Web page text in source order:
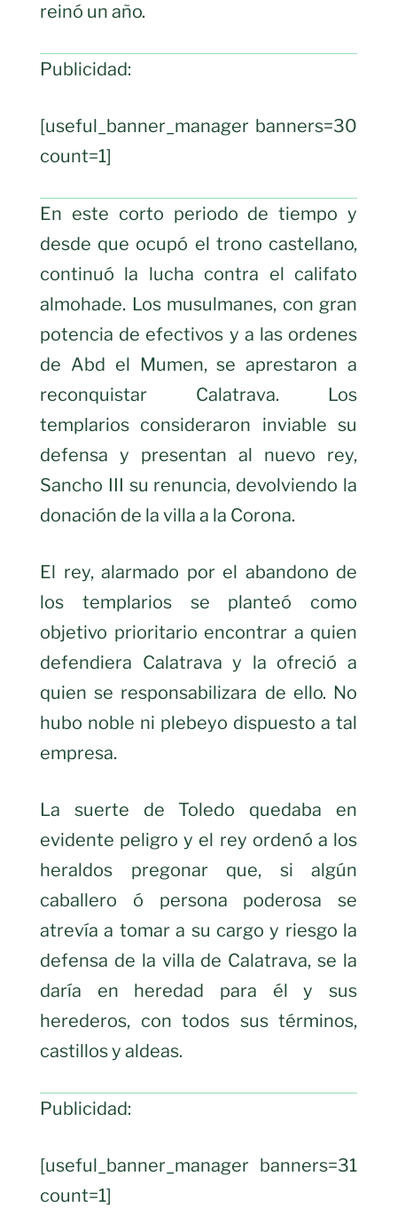
reinó un año.
Publicidad:
[useful_banner_manager banners=30
count=1]
En este corto periodo de tiempo y
desde que ocupó el trono castellano,
continuó la lucha contra el califato
almohade. Los musulmanes, con gran
potencia de efectivos y a las ordenes
de Abd el Mumen, se aprestaron a
reconquistar Calatrava. Los
templarios consideraron inviable su
defensa y presentan al nuevo rey,
Sancho III su renuncia, devolviendo la
donación de la villa a la Corona.
El rey, alarmado por el abandono de
los templarios se planteó como
objetivo prioritario encontrar a quien
defendiera Calatrava y la ofreció a
quien se responsabilizara de ello. No
hubo noble ni plebeyo dispuesto a tal
empresa.
La suerte de Toledo quedaba en
evidente peligro y el rey ordenó a los
heraldos pregonar que, si algún
caballero ó persona poderosa se
atrevía a tomar a su cargo y riesgo la
defensa de la villa de Calatrava, se la
daría en heredad para él y sus
herederos, con todos sus términos,
castillos y aldeas.
Publicidad:
[useful_banner_manager banners=31
count=1]